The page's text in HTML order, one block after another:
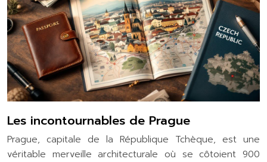
Les incontournables de Prague
Prague, capitale de la République Tchèque, est une
véritable merveille architecturale où se côtoient 900